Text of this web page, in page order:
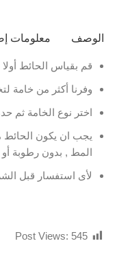
الوصف معلومات
قم بقياس الحائط
وفرنا أكثر من خامة
اختر نوع الخامة ثم
يجب ان يكون الحائط
المط , بدون رطوبة أو
لأى استفسار قبل
Post Views: 545